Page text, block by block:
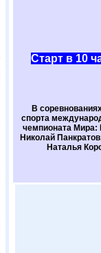
Старт в 10
В
спорта
чемпионата Мира:
Николай
Наталья